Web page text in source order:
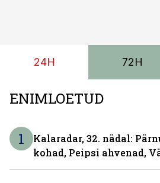
24H 72H
ENIMLOETUD
1
Kalaradar, 32. nädal:
kohad, Peipsi ahvenad,